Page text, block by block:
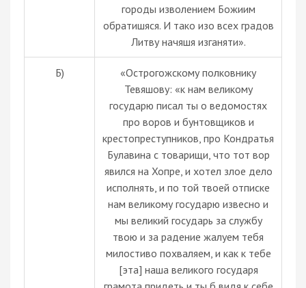
городы изволением Божиим
обратишяся. И тако изо всeх градов
Литву начяшя изганяти».
Б)
«Острогожскому полковнику
Тевяшову: «к нам великому
государю писал ты о ведомостях
про воров и бунтовщиков и
крестопреступников, про Кондратья
Булавина с товарищи, что тот вор
явился на Хопре, и хотел злое дело
исполнять, и по той твоей отписке
нам великому государю извесно и
мы великий государь за службу
твою и за радение жалуем тебя
милостиво похваляем, и как к тебе
[эта] наша великого государя